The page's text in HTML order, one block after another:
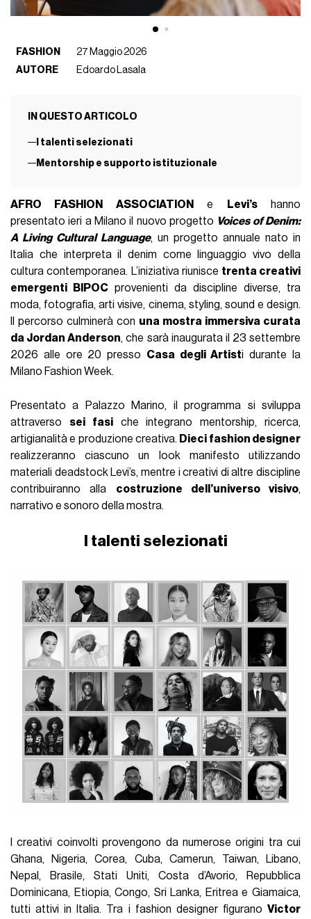
FASHION
27 Maggio 2026
AUTORE
Edoardo Lasala
IN QUESTO ARTICOLO
I talenti selezionati
Mentorship e supporto istituzionale
AFRO FASHION ASSOCIATION e Levi’shanno
presentato ieri a Milano il nuovo progetto Voices of Denim:
A Living Cultural Language, un progetto annuale nato in
Italia che interpreta il denim come linguaggio vivo della
cultura contemporanea. L’iniziativa riunisce trenta creativi
emergenti BIPOC provenienti da discipline diverse, tra
moda, fotografia, arti visive, cinema, styling, sound e design.
Il percorso culminerà con una mostra immersiva curata
da Jordan Anderson, che sarà inaugurata il 23 settembre
2026 alle ore 20 presso Casa degli Artisti durante la
Milano Fashion Week.
Presentato a Palazzo Marino, il programma si sviluppa
attraverso sei fasiche integrano mentorship, ricerca,
artigianalità e produzione creativa. Dieci fashion designer
realizzeranno ciascuno un look manifesto utilizzando
materiali deadstock Levi’s, mentre i creativi di altre discipline
contribuiranno alla costruzione dell’universo visivo,
narrativo e sonoro della mostra.
I talenti selezionati
I creativi coinvolti provengono da numerose origini tra cui
Ghana, Nigeria, Corea, Cuba, Camerun, Taiwan, Libano,
Nepal, Brasile, Stati Uniti, Costa d’Avorio, Repubblica
Dominicana, Etiopia, Congo, Sri Lanka, Eritrea e Giamaica,
tutti attivi in Italia. Tra i fashion designer figurano Victor